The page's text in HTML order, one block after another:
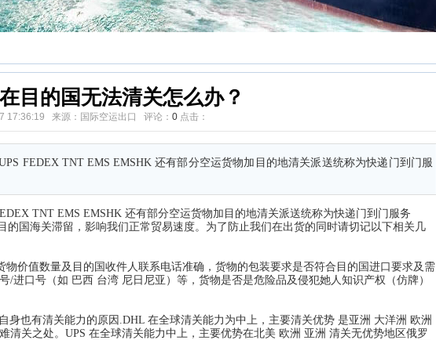
目的国无法清关怎么办？
17:36:19 来源：国际空运出口 评论： 0点击：
FEDEX TNT EMS EMSHK 还有部分空运货物加目的地清关派送统称为快递门到门服
TNT EMS EMSHK 还有部分空运货物加目的地清关派送统称为快递门到门服务
的国海关滞留，影响我们正常贸易速度。为了防止我们在出货的同时请切记以下相关几
价值数量及目的国收件人联系电话准确，货物的包装要求是否符合目的国进口要求及需
进口号（如 巴西 台湾 尼日尼亚）等，货物是否是危险品及侵犯她人知识产权（仿牌）
身也有清关能力的原因.DHL 在全球清关能力为中上，主要清关优势 是亚洲 大洋洲 欧洲
清关之处。UPS 在全球清关能力中上，主要优势在北美 欧洲 亚洲 清关无优势地区俄罗